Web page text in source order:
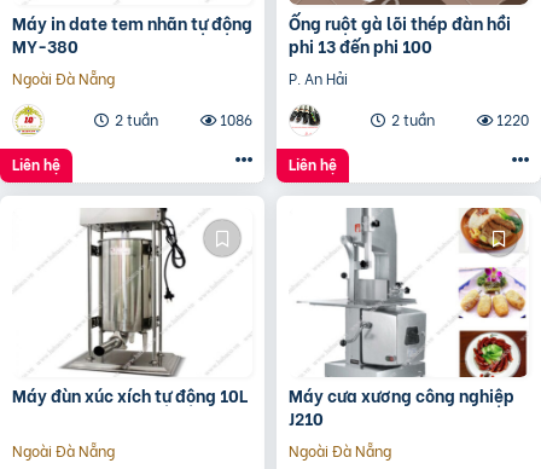
Máy in date tem nhãn tự động
MY-380
Ngoài Đà Nẵng
2 tuần
1086
Liên hệ
Ống ruột gà lõi thép đàn hồi
phi 13 đến phi 100
P. An Hải
2 tuần
1220
Liên hệ
Máy đùn xúc xích tự động 10L
Ngoài Đà Nẵng
Máy cưa xương công nghiệp
J210
Ngoài Đà Nẵng